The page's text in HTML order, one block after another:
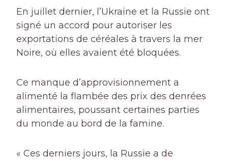
En juillet dernier, l’Ukraine et la Russie ont
signé un accord pour autoriser les
exportations de céréales à travers la mer
Noire, où elles avaient été bloquées.
Ce manque d’approvisionnement a
alimenté la flambée des prix des denrées
alimentaires, poussant certaines parties
du monde au bord de la famine.
« Ces derniers jours, la Russie a de